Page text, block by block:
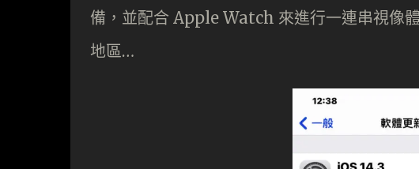
備，並配合 Apple Watch 來進行一連串視像
地區…